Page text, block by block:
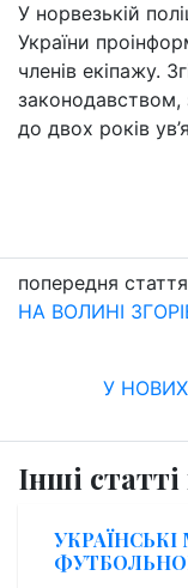
У норвезькій
України
членів екіпажу.
до двох років
попередня стаття
НА ВОЛИНІ
У
Інші